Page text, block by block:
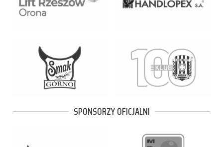
SPONSORZY OFICJALNI